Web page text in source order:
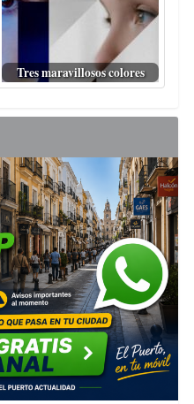
Tres maravillosos colores